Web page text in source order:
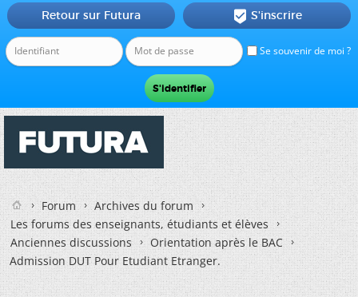
Se souvenir de moi ?
Retour sur Futura  S'inscrire
Forum
Archives du forum
Les forums des enseignants, étudiants et élèves
Anciennes discussions
Orientation après le BAC
Admission DUT Pour Etudiant Etranger.